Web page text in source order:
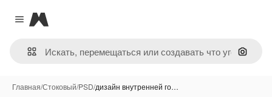
Close menu
Magnific
Поиск
Главная/Стоковый/PSD/дизайн внутренней го…